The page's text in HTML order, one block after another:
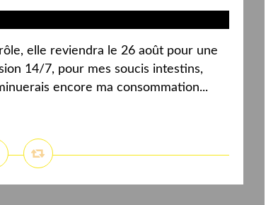
elle reviendra le 26 août pour une
14/7, pour mes soucis intestins,
encore ma consommation...